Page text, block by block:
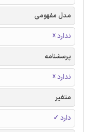
مدل مفهومی
ندارد ☓
پرسشنامه
ندارد ☓
متغیر
دارد ✓